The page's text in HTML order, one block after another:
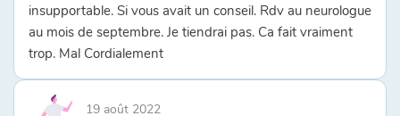
insupportable. Si vous avait un conseil. Rdv au neurologue
au mois de septembre. Je tiendrai pas. Ca fait vraiment
trop. Mal Cordialement
19 août 2022